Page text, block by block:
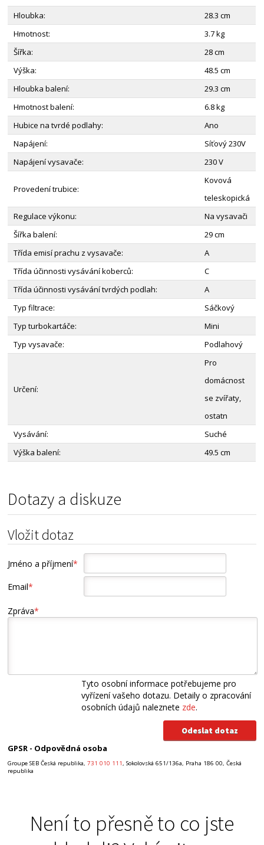
Hloubka:
28.3 cm
Hmotnost:
3.7 kg
Šířka:
28 cm
Výška:
48.5 cm
Hloubka balení:
29.3 cm
Hmotnost balení:
6.8 kg
Hubice na tvrdé podlahy:
Ano
Napájení:
Síťový 230V
Napájení vysavače:
230 V
Provedení trubice:
Kovová
teleskopická
Regulace výkonu:
Na vysavači
Šířka balení:
29 cm
Třída emisí prachu z vysavače:
A
Třída účinnosti vysávání koberců:
C
Třída účinnosti vysávání tvrdých podlah:
A
Typ filtrace:
Sáčkový
Typ turbokartáče:
Mini
Typ vysavače:
Podlahový
Určení:
Pro
domácnost
se zvířaty,
ostatn
Vysávání:
Suché
Výška balení:
49.5 cm
Dotazy a diskuze
Vložit dotaz
Jméno a příjmení*
Email*
Zpráva*
Tyto osobní informace potřebujeme pro
vyřízení vašeho dotazu. Detaily o zpracování
osobních údajů naleznete zde.
GPSR - Odpovědná osoba
Groupe SEB Česká republika,731 010 111, Sokolovská 651/136a, Praha 186 00, Česká
republika
Není to přesně to co jste